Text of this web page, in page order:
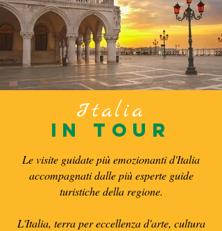
Italia
in tour
Le visite guidate più emozionanti d'Italia
accompagnati dalle più esperte guide
turistiche della regione.
L'Italia, terra per eccellenza d'arte, cultura